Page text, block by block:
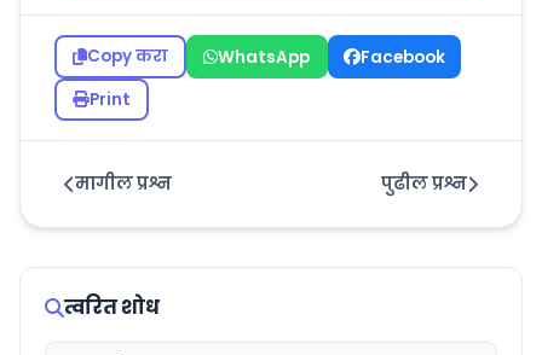
Copy करा WhatsApp
Facebook
Print
मागील प्रश्न पुढील प्रश्न
त्वरित शोध